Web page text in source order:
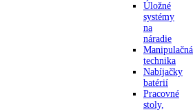
Úložné
systémy
na
náradie
Manipulačná
technika
Nabíjačky
batérií
Pracovné
stoly,